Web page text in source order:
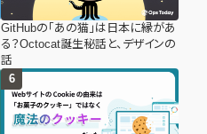
GitHubの「あの猫」は日本に縁があ
る？Octocat誕生秘話と、デザインの
話